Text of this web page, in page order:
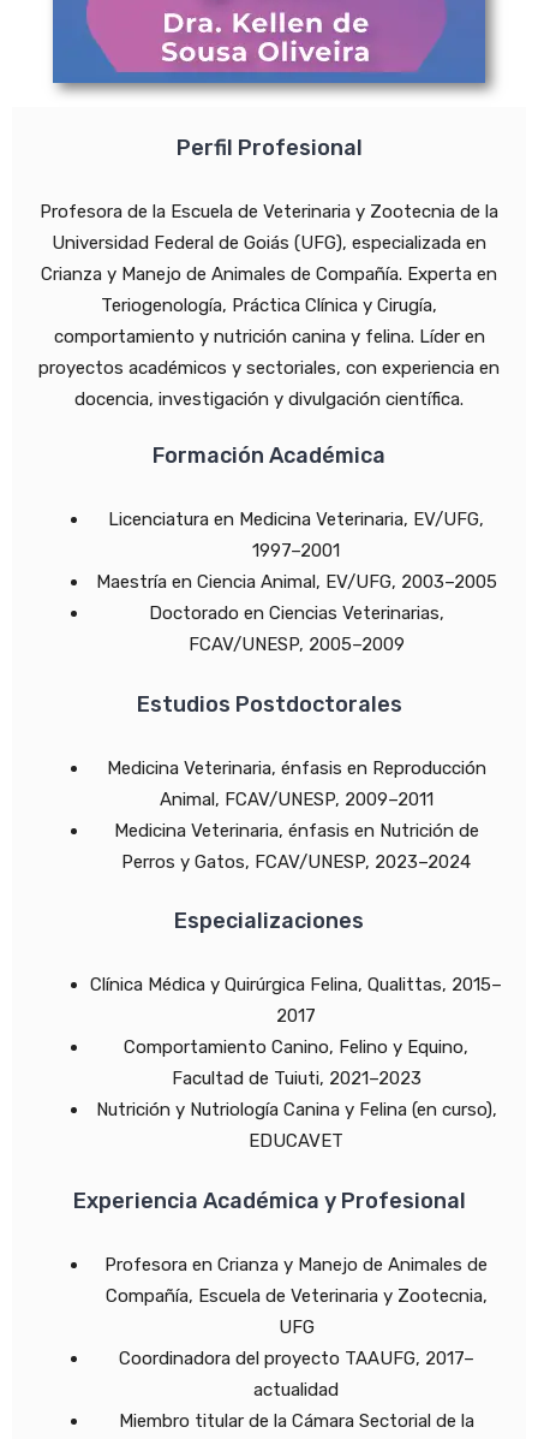
Perfil Profesional
Profesora de la Escuela de Veterinaria y Zootecnia de la
Universidad Federal de Goiás (UFG), especializada en
Crianza y Manejo de Animales de Compañía. Experta en
Teriogenología, Práctica Clínica y Cirugía,
comportamiento y nutrición canina y felina. Líder en
proyectos académicos y sectoriales, con experiencia en
docencia, investigación y divulgación científica.
Formación Académica
Licenciatura en Medicina Veterinaria, EV/UFG,
1997–2001
Maestría en Ciencia Animal, EV/UFG, 2003–2005
Doctorado en Ciencias Veterinarias,
FCAV/UNESP, 2005–2009
Estudios Postdoctorales
Medicina Veterinaria, énfasis en Reproducción
Animal, FCAV/UNESP, 2009–2011
Medicina Veterinaria, énfasis en Nutrición de
Perros y Gatos, FCAV/UNESP, 2023–2024
Especializaciones
Clínica Médica y Quirúrgica Felina, Qualittas, 2015–
2017
Comportamiento Canino, Felino y Equino,
Facultad de Tuiuti, 2021–2023
Nutrición y Nutriología Canina y Felina (en curso),
EDUCAVET
Experiencia Académica y Profesional
Profesora en Crianza y Manejo de Animales de
Compañía, Escuela de Veterinaria y Zootecnia,
UFG
Coordinadora del proyecto TAAUFG, 2017–
actualidad
Miembro titular de la Cámara Sectorial de la